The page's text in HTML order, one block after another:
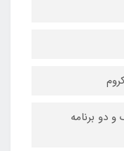
و دو برنامه